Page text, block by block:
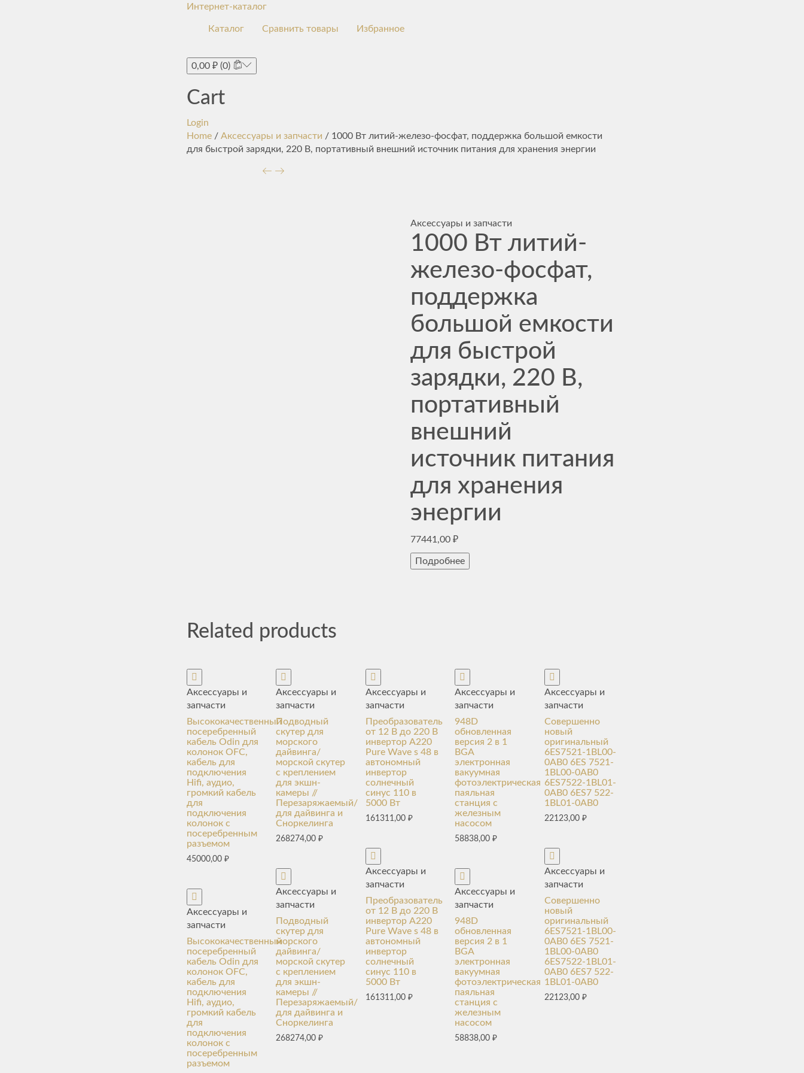
Интернет-каталог
Каталог Сравнить товары Избранное
0,00 ₽ (0)
Cart
Login
Home / Аксессуары и запчасти / 1000 Вт литий-железо-фосфат, поддержка большой емкости
для быстрой зарядки, 220 В, портативный внешний источник питания для хранения энергии
Аксессуары и запчасти
1000 Вт литий-
железо-фосфат,
поддержка
большой емкости
для быстрой
зарядки, 220 В,
портативный
внешний
источник питания
для хранения
энергии
77441,00₽
Подробнее
Related products
Аксессуары и
запчасти
Высококачественный
посеребренный
кабель Odin для
колонок OFC,
кабель для
подключения
Hifi, аудио,
громкий кабель
для
подключения
колонок с
посеребренным
разъемом
45000,00 ₽
Аксессуары и
запчасти
Высококачественный
посеребренный
кабель Odin для
колонок OFC,
кабель для
подключения
Hifi, аудио,
громкий кабель
для
подключения
колонок с
посеребренным
разъемом
Аксессуары и
запчасти
Подводный
скутер для
морского
дайвинга/
морской скутер
с креплением
для экшн-
камеры //
Перезаряжаемый/
для дайвинга и
Сноркелинга
268274,00₽
Аксессуары и
запчасти
Подводный
скутер для
морского
дайвинга/
морской скутер
с креплением
для экшн-
камеры //
Перезаряжаемый/
для дайвинга и
Сноркелинга
268274,00₽
Аксессуары и
запчасти
Преобразователь
от 12 В до 220 В
инвертор A220
Pure Wave s 48 в
автономный
инвертор
солнечный
синус 110 в
5000 Вт
161311,00 ₽
Аксессуары и
запчасти
Преобразователь
от 12 В до 220 В
инвертор A220
Pure Wave s 48 в
автономный
инвертор
солнечный
синус 110 в
5000 Вт
161311,00 ₽
Аксессуары и
запчасти
948D
обновленная
версия 2 в 1
BGA
электронная
вакуумная
фотоэлектрическая
паяльная
станция с
железным
насосом
58838,00₽
Аксессуары и
запчасти
948D
обновленная
версия 2 в 1
BGA
электронная
вакуумная
фотоэлектрическая
паяльная
станция с
железным
насосом
58838,00₽
Аксессуары и
запчасти
Совершенно
новый
оригинальный
6ES7521-1BL00-
0AB0 6ES 7521-
1BL00-0AB0
6ES7522-1BL01-
0AB0 6ES7 522-
1BL01-0AB0
22123,00 ₽
Аксессуары и
запчасти
Совершенно
новый
оригинальный
6ES7521-1BL00-
0AB0 6ES 7521-
1BL00-0AB0
6ES7522-1BL01-
0AB0 6ES7 522-
1BL01-0AB0
22123,00 ₽